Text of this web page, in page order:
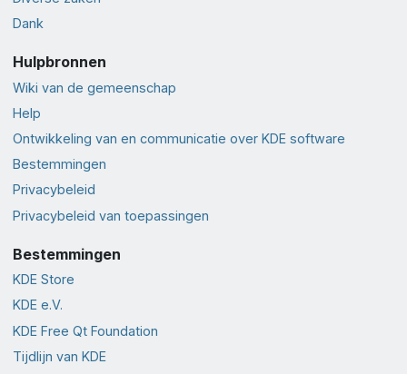
Dank
Hulpbronnen
Wiki van de gemeenschap
Help
Ontwikkeling van en communicatie over KDE software
Bestemmingen
Privacybeleid
Privacybeleid van toepassingen
Bestemmingen
KDE Store
KDE e.V.
KDE Free Qt Foundation
Tijdlijn van KDE